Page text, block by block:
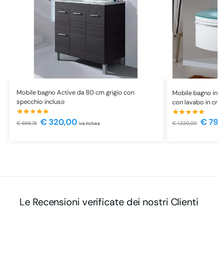
Mobile bagno Active da 80 cm grigio con
specchio incluso
€669,78 €320,00 iva inclusa
Mobile bagno
con lavabo in
€1.220,00 €
Le Recensioni verificate dei nostri Clienti